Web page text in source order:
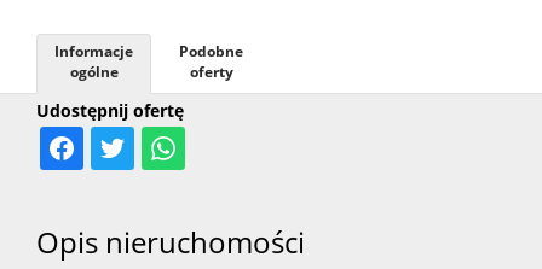
Udostępnij ofertę
Informacje
ogólne
Podobne
oferty
Opis nieruchomości